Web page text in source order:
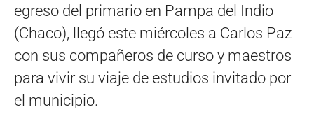
egreso del primario en Pampa del Indio
(Chaco), llegó este miércoles a Carlos Paz
con sus compañeros de curso y maestros
para vivir su viaje de estudios invitado por
el municipio.